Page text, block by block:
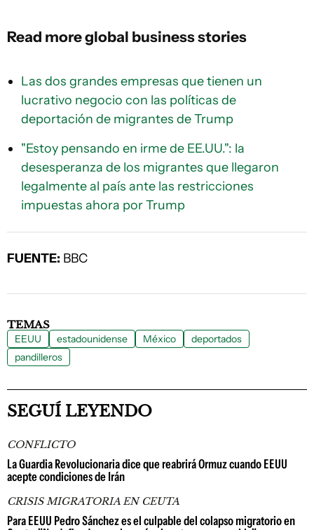
Read more global business stories
Las dos grandes empresas que tienen un
lucrativo negocio con las políticas de
deportación de migrantes de Trump
"Estoy pensando en irme de EE.UU.": la
desesperanza de los migrantes que llegaron
legalmente al país ante las restricciones
impuestas ahora por Trump
FUENTE: BBC
TEMAS
EEUU estadounidense México
deportados
pandilleros
SEGUÍ LEYENDO
CONFLICTO
La Guardia Revolucionaria dice que reabrirá Ormuz cuando EEUU
acepte condiciones de Irán
CRISIS MIGRATORIA EN CEUTA
Para EEUU Pedro Sánchez es el culpable del colapso migratorio en